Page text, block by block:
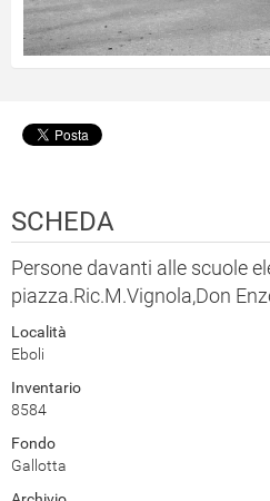
SCHEDA
Persone davanti alle scuole
piazza.Ric.M.Vignola,Don
Località
Eboli
Inventario
8584
Fondo
Gallotta